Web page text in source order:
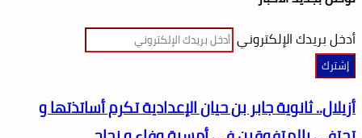
أدخل بريدك الإلكتروني
أزيلال.. ثانوية جابر بن حيان الإعدادية تكرم أساتذتها و